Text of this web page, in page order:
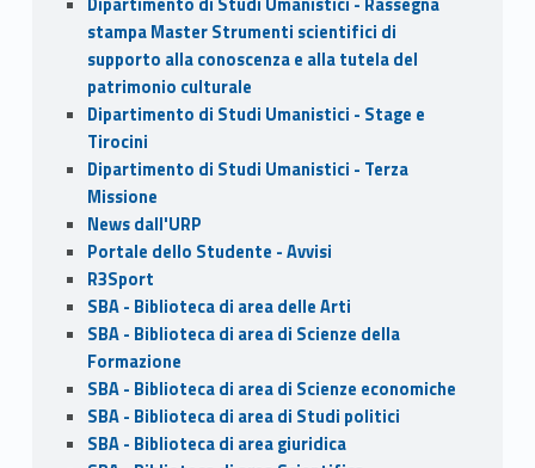
stampa Master Strumenti scientifici di
supporto alla conoscenza e alla tutela del
patrimonio culturale
Dipartimento di Studi Umanistici - Stage e
Tirocini
Dipartimento di Studi Umanistici - Terza
Missione
News dall'URP
Portale dello Studente - Avvisi
R3Sport
SBA - Biblioteca di area delle Arti
SBA - Biblioteca di area di Scienze della
Formazione
SBA - Biblioteca di area di Scienze economiche
SBA - Biblioteca di area di Studi politici
SBA - Biblioteca di area giuridica